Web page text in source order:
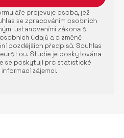
projevuje osoba, jež
se zpracováním osobních
ustanoveními zákona č.
údajů a o změně
pozdějších předpisů. Souhlas
Studie je poskytována
se poskytují pro statistické
zájemci.